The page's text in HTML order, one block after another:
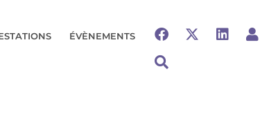
ÉVÈNEMENTS